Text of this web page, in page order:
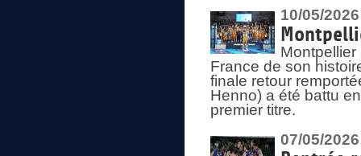
10/05/2026
France de son
finale retour
Henno) a été battu
premier titre.
07/05/2026